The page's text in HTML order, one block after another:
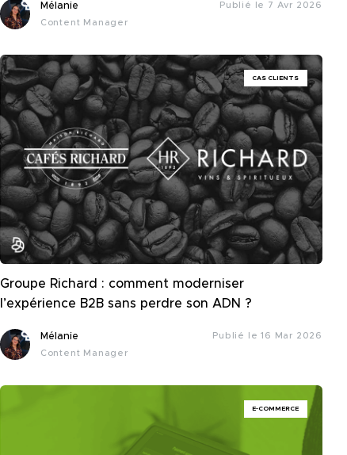
Mélanie
Content Manager
Publié le 7 Avr 2026
CAS CLIENTS
Groupe Richard : comment moderniser
l’expérience B2B sans perdre son ADN ?
Mélanie
Content Manager
Publié le 16 Mar 2026
E-COMMERCE